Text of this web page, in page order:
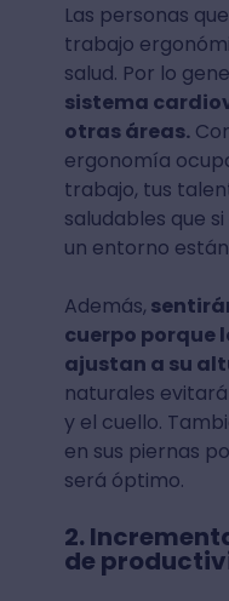
Las personas
trabajo
salud. Por lo
sistema
otras áreas.
ergonomía
trabajo, tus
saludables que
un entorno
Además,
cuerpo porque
ajustan a su
naturales
y el cuello.
en sus piernas
será óptimo.
2.
de